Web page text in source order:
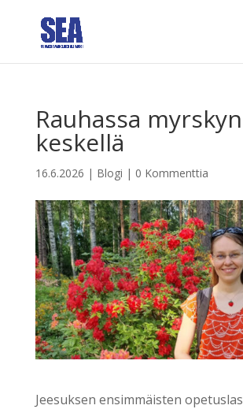
Rauhassa myrskyn
keskellä
16.6.2026 | Blogi | 0 Kommenttia
Jeesuksen ensimmäisten